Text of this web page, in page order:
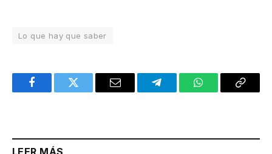
Lo que hay que saber
FacebookTwitter Email TelegramWhatsAppCopy
LEER MÁS